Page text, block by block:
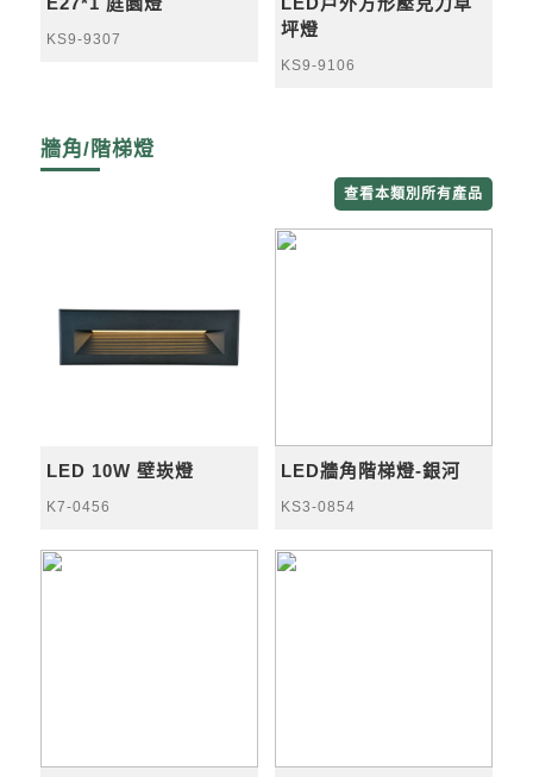
KS9-9307
坪燈
KS9-9106
牆角/階梯燈
查看本類別所有產品
LED 10W 壁崁燈
K7-0456
LED牆角階梯燈-銀河
KS3-0854